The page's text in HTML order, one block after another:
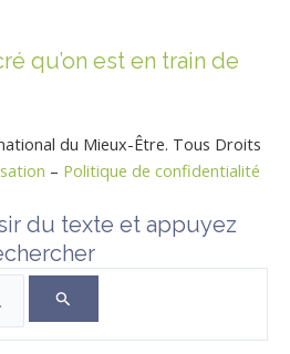
qu’on est en train de
du Mieux-Être. Tous Droits
– Politique de confidentialité
du texte et appuyez